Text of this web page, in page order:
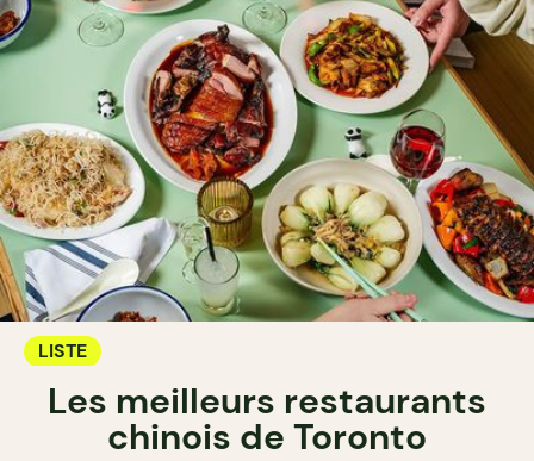
LISTE
Les meilleurs restaurants
chinois de Toronto